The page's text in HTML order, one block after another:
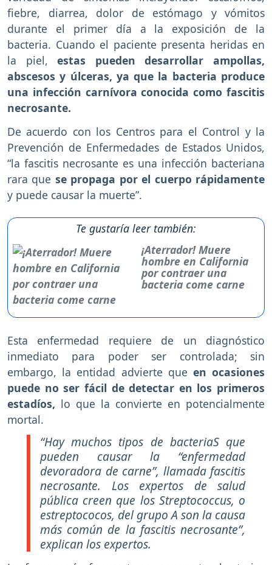
fiebre, diarrea, dolor de estómago y vómitos
durante el primer día a la exposición de la
bacteria. Cuando el paciente presenta heridas en
la piel,estas pueden desarrollar ampollas,
abscesos y úlceras, ya que la bacteria produce
una infección carnívora conocida como fascitis
necrosante.
De acuerdo con los Centros para el Control y la
Prevención de Enfermedades de Estados Unidos,
“la fascitis necrosante es una infección bacteriana
rara que se propaga por el cuerpo rápidamente
y puede causar la muerte”.
Te gustaría leer también:
¡Aterrador! Muere
hombre en California
por contraer una
bacteria come carne
Esta enfermedad requiere de un diagnóstico
inmediato para poder ser controlada; sin
embargo, la entidad advierte que en ocasiones
puede no ser fácil de detectar en los primeros
estadíos, lo que la convierte en potencialmente
mortal.
“Hay muchos tipos de bacteriaS que
pueden causar la “enfermedad
devoradora de carne”, llamada fascitis
necrosante. Los expertos de salud
pública creen que los Streptococcus, o
estreptococos, del grupo A son la causa
más común de la fascitis necrosante”,
explican los expertos.